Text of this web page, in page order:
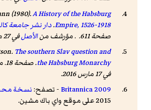
(1980).A History of the Habsburg
Empire, 1526-1918
.دار نشر جامعة
صفحة 611. . مؤرشف من
الأصلفي 27 مايو 2016.
The southern Slav question and
the Habsburg Monarchy. صفحة 18. مؤرشف من
في 17 مارس 2016.
Britannica 2009 - تصفح: نسخة
2015 على موقع واي باك مشين.